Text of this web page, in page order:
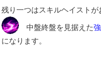
残り一つはスキルヘイストが
中盤終盤を見据えた
になります。